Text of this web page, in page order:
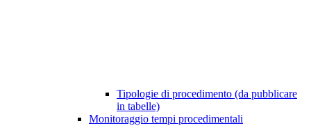
Tipologie di procedimento (da pubblicare
in tabelle)
Monitoraggio tempi procedimentali